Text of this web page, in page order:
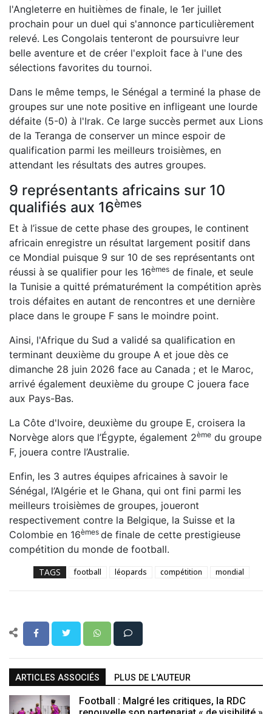
l'Angleterre en huitièmes de finale, le 1er juillet
prochain pour un duel qui s'annonce particulièrement
relevé. Les Congolais tenteront de poursuivre leur
belle aventure et de créer l'exploit face à l'une des
sélections favorites du tournoi.
Dans le même temps, le Sénégal a terminé la phase de
groupes sur une note positive en infligeant une lourde
défaite (5-0) à l'Irak. Ce large succès permet aux Lions
de la Teranga de conserver un mince espoir de
qualification parmi les meilleurs troisièmes, en
attendant les résultats des autres groupes.
9 représentants africains sur 10
qualifiés aux 16èmes
Et à l’issue de cette phase des groupes, le continent
africain enregistre un résultat largement positif dans
ce Mondial puisque 9 sur 10 de ses représentants ont
réussi à se qualifier pour les 16èmes de finale, et seule
la Tunisie a quitté prématurément la compétition après
trois défaites en autant de rencontres et une dernière
place dans le groupe F sans le moindre point.
Ainsi, l'Afrique du Sud a validé sa qualification en
terminant deuxième du groupe A et joue dès ce
dimanche 28 juin 2026 face au Canada ; et le Maroc,
arrivé également deuxième du groupe C jouera face
aux Pays-Bas.
La Côte d'Ivoire, deuxième du groupe E, croisera la
Norvège alors que l’Égypte, également 2ème du groupe
F, jouera contre l’Australie.
Enfin, les 3 autres équipes africaines à savoir le
Sénégal, l’Algérie et le Ghana, qui ont fini parmi les
meilleurs troisièmes de groupes, joueront
respectivement contre la Belgique, la Suisse et la
Colombie en 16èmes de finale de cette prestigieuse
compétition du monde de football.
TAGS football léopards compétition mondial
ARTICLES ASSOCIÉS PLUS DE L'AUTEUR
Football : Malgré les critiques, la RDC